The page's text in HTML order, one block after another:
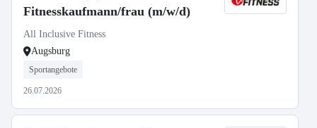
Fitnesskaufmann/frau (m/w/d)
All Inclusive Fitness
Augsburg
Sportangebote
26.07.2026